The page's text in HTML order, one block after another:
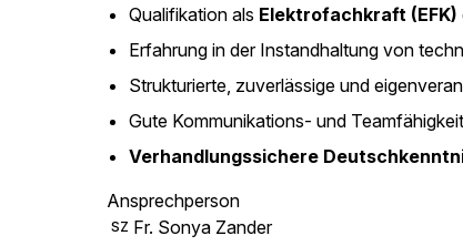
Qualifikation als Elektrofachkraft (EFK)
Erfahrung in der Instandhaltung von
Strukturierte, zuverlässige und
Gute Kommunikations- und
Verhandlungssichere
Ansprechperson
SZ Fr. Sonya Zander